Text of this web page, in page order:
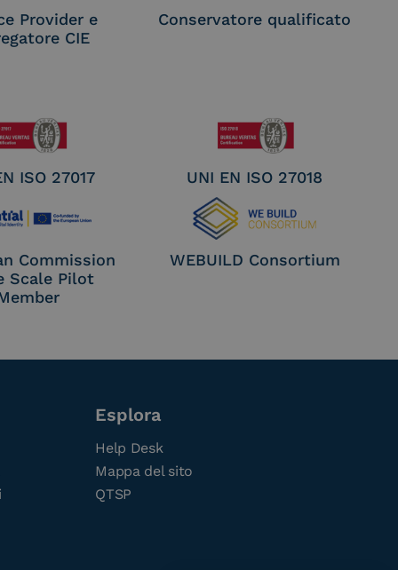
Provider e
CIE
Conservatore qualificato
ISO 27017 UNI EN ISO 27018
Commission
Scale Pilot
WEBUILD Consortium
Esplora
Help Desk
Mappa del sito
QTSP